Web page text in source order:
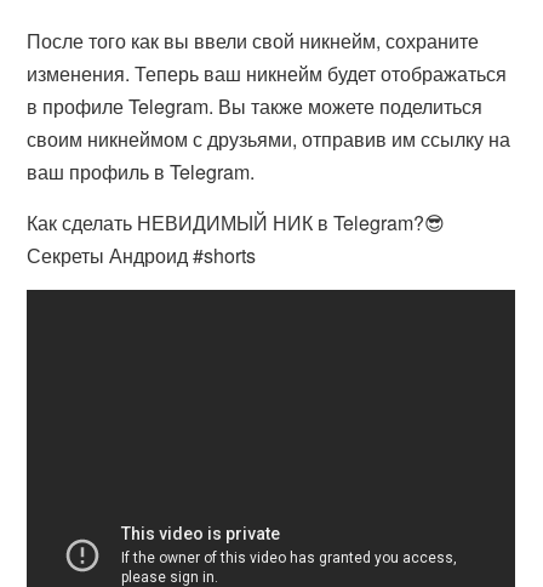
После того как вы ввели свой никнейм, сохраните
изменения. Теперь ваш никнейм будет отображаться
в профиле Telegram. Вы также можете поделиться
своим никнеймом с друзьями, отправив им ссылку на
ваш профиль в Telegram.
Как сделать НЕВИДИМЫЙ НИК в Telegram?😎
Секреты Андроид #shorts